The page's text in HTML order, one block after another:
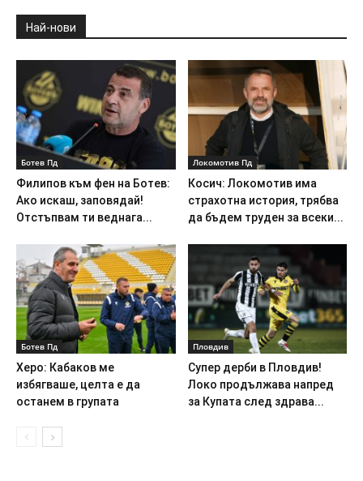
Най-нови
Ботев Пд
Филипов към фен на Ботев:
Ако искаш, заповядай!
Отстъпвам ти веднага...
Локомотив Пд
Косич: Локомотив има
страхотна история, трябва
да бъдем труден за всеки...
Ботев Пд
Херо: Кабаков ме
избягваше, целта е да
останем в групата
Пловдив
Супер дерби в Пловдив!
Локо продължава напред
за Купата след здрава...